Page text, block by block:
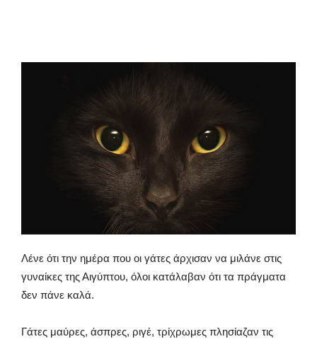
Λένε ότι την ημέρα που οι γάτες άρχισαν να μιλάνε στις
γυναίκες της Αιγύπτου, όλοι κατάλαβαν ότι τα πράγματα
δεν πάνε καλά.
Γάτες μαύρες, άσπρες, ριγέ, τρίχρωμες πλησίαζαν τις